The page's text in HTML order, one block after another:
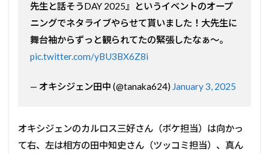
先生と話そうDAY 2025』というイベントのオープ
ニングでネタライブやらせて貰いました！大先生に
舞台袖からずっと観られてたの緊張したなぁ〜。
pic.twitter.com/yBU3BX6Z8i
— オキシジェン田中 (@tanaka624) January 3, 2025
オキシジェンのカルロス三好さん（ボケ担当）は向かっ
て右、左は相方の田中知史さん（ツッコミ担当）、真ん